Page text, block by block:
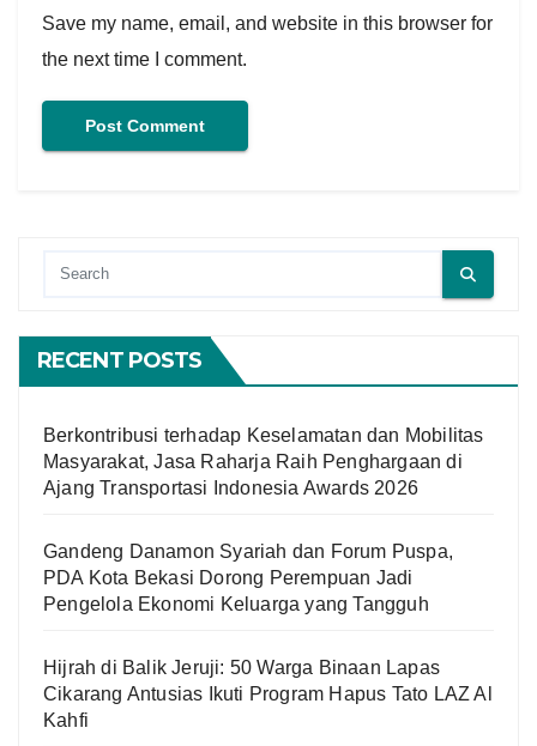
Save my name, email, and website in this browser for
the next time I comment.
RECENT POSTS
Berkontribusi terhadap Keselamatan dan Mobilitas
Masyarakat, Jasa Raharja Raih Penghargaan di
Ajang Transportasi Indonesia Awards 2026
Gandeng Danamon Syariah dan Forum Puspa,
PDA Kota Bekasi Dorong Perempuan Jadi
Pengelola Ekonomi Keluarga yang Tangguh
Hijrah di Balik Jeruji: 50 Warga Binaan Lapas
Cikarang Antusias Ikuti Program Hapus Tato LAZ Al
Kahfi